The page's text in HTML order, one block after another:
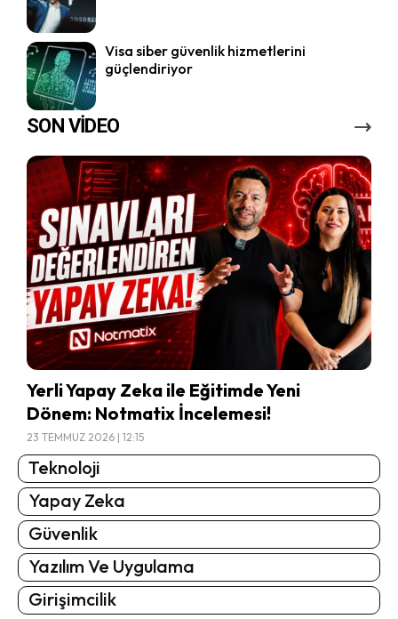
Visa siber güvenlik hizmetlerini
güçlendiriyor
SON VİDEO
Yerli Yapay Zeka ile Eğitimde Yeni
Dönem: Notmatix İncelemesi!
23 TEMMUZ 2026 | 12:15
Teknoloji
Yapay Zeka
Güvenlik
Yazılım Ve Uygulama
Girişimcilik